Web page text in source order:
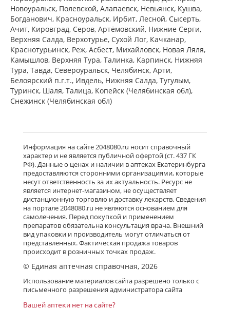
Новоуральск, Полевской, Алапаевск, Невьянск, Кушва,
Богданович, Красноуральск, Ирбит, Лесной, Сысерть,
Ачит, Кировград, Серов, Артёмовский, Нижние Cерги,
Верхняя Салда, Верхотурье, Сухой Лог, Качканар,
Краснотурьинск, Реж, Асбест, Михайловск, Новая Ляля,
Камышлов, Верхняя Тура, Талинка, Карпинск, Нижняя
Тура, Тавда, Североуральск, Челябинск, Арти,
Белоярский п.г.т., Ивдель, Нижняя Салда, Тугулым,
Туринск, Шаля, Талица, Копейск (Челябинская обл),
Снежинск (Челябинская обл)
Информация на сайте 2048080.ru носит справочный
характер и не является публичной офертой (ст. 437 ГК
РФ). Данные о ценах и наличии в аптеках Екатеринбурга
предоставляются сторонними организациями, которые
несут ответственность за их актуальность. Ресурс не
является интернет-магазином, не осуществляет
дистанционную торговлю и доставку лекарств. Сведения
на портале 2048080.ru не являются основанием для
самолечения. Перед покупкой и применением
препаратов обязательна консультация врача. Внешний
вид упаковки и производитель могут отличаться от
представленных. Фактическая продажа товаров
происходит в розничных точках продаж.
© Единая аптечная справочная, 2026
Использование материалов сайта разрешено только с
письменного разрешения администратора сайта
Вашей аптеки нет на сайте?